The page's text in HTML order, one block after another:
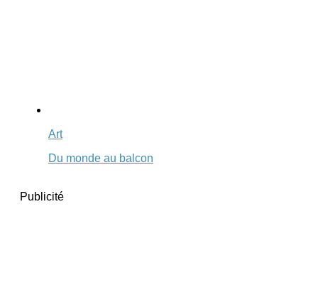
Art
Du monde au balcon
Publicité